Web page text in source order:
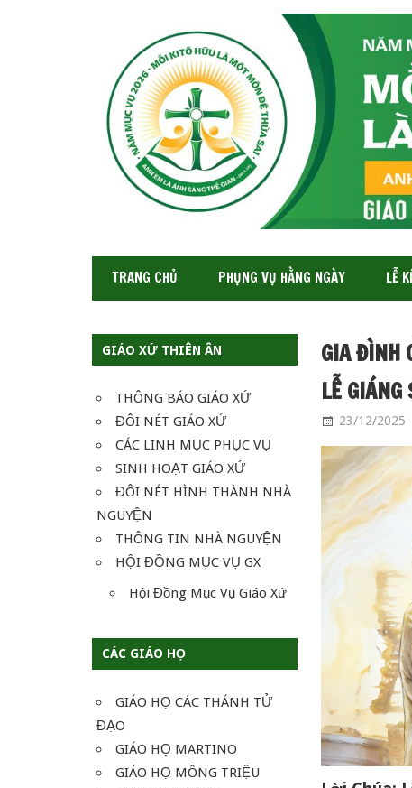
XỨ
THIÊN
ÂN-
SAIGON
TRANG CHỦ PHỤNG VỤ HẰNG NGÀY LỄ
GIÁO XỨ THIÊN ÂN
THÔNG BÁO GIÁO XỨ
ĐÔI NÉT GIÁO XỨ
CÁC LINH MỤC PHỤC VỤ
SINH HOẠT GIÁO XỨ
ĐÔI NÉT HÌNH THÀNH NHÀ
NGUYỆN
THÔNG TIN NHÀ NGUYỆN
HỘI ĐỒNG MỤC VỤ GX
Hội Đồng Mục Vụ Giáo Xứ
CÁC GIÁO HỌ
GIÁO HỌ CÁC THÁNH TỬ
ĐẠO
GIÁO HỌ MARTINO
GIÁO HỌ MÔNG TRIỆU
GIA ĐÌNH
LỄ GIÁNG
23/12/2025